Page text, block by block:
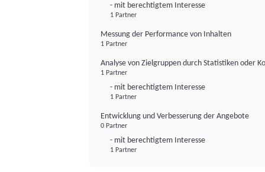
- mit berechtigtem Interesse
1 Partner
Messung der Performance von Inhalten
1 Partner
Analyse von Zielgruppen durch Statistiken oder
1 Partner
- mit berechtigtem Interesse
1 Partner
Entwicklung und Verbesserung der Angebote
0 Partner
- mit berechtigtem Interesse
1 Partner